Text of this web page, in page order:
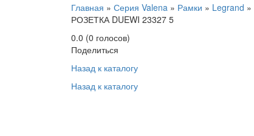
Главная » Серия Valena » Рамки » Legrand »
РОЗЕТКА DUEWI 23327 5
0.0 (0 голосов)
Поделиться
Назад к каталогу
Назад к каталогу